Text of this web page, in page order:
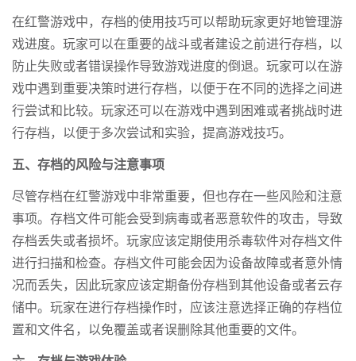
在红警游戏中，存档的使用技巧可以帮助玩家更好地管理游
戏进度。玩家可以在重要的战斗或者建设之前进行存档，以
防止失败或者错误操作导致游戏进度的倒退。玩家可以在游
戏中遇到重要决策时进行存档，以便于在不同的选择之间进
行尝试和比较。玩家还可以在游戏中遇到困难或者挑战时进
行存档，以便于多次尝试和实验，提高游戏技巧。
五、存档的风险与注意事项
尽管存档在红警游戏中非常重要，但也存在一些风险和注意
事项。存档文件可能会受到病毒或者恶意软件的攻击，导致
存档丢失或者损坏。玩家应该定期使用杀毒软件对存档文件
进行扫描和检查。存档文件可能会因为设备故障或者意外情
况而丢失，因此玩家应该定期备份存档到其他设备或者云存
储中。玩家在进行存档操作时，应该注意选择正确的存档位
置和文件名，以免覆盖或者误删除其他重要的文件。